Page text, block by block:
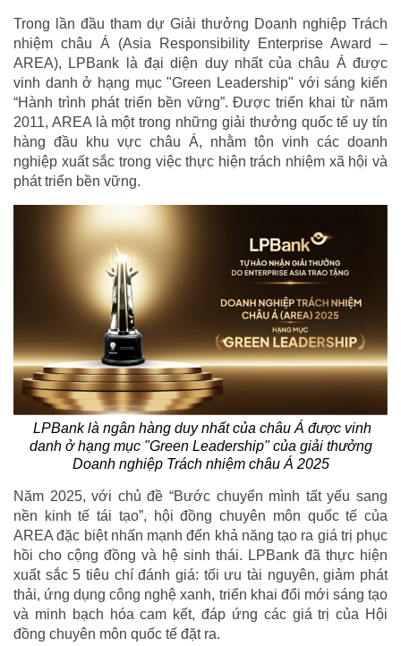
Trong lần đầu tham dự Giải thưởng Doanh nghiệp Trách
nhiệm châu Á (Asia Responsibility Enterprise Award –
AREA), LPBank là đại diện duy nhất của châu Á được
vinh danh ở hạng mục "Green Leadership" với sáng kiến
“Hành trình phát triển bền vững”. Được triển khai từ năm
2011, AREA là một trong những giải thưởng quốc tế uy tín
hàng đầu khu vực châu Á, nhằm tôn vinh các doanh
nghiệp xuất sắc trong việc thực hiện trách nhiệm xã hội và
phát triển bền vững.
LPBank là ngân hàng duy nhất của châu Á được vinh
danh ở hạng mục "Green Leadership" của giải thưởng
Doanh nghiệp Trách nhiệm châu Á 2025
Năm 2025, với chủ đề “Bước chuyển mình tất yếu sang
nền kinh tế tái tạo”, hội đồng chuyên môn quốc tế của
AREA đặc biệt nhấn mạnh đến khả năng tạo ra giá trị phục
hồi cho cộng đồng và hệ sinh thái. LPBank đã thực hiện
xuất sắc 5 tiêu chí đánh giá: tối ưu tài nguyên, giảm phát
thải, ứng dụng công nghệ xanh, triển khai đổi mới sáng tạo
và minh bạch hóa cam kết, đáp ứng các giá trị của Hội
đồng chuyên môn quốc tế đặt ra.